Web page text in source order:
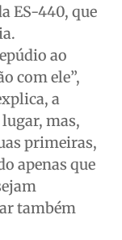
ES-440, que
ao
com ele”,
a
mas,
primeiras,
apenas que
também